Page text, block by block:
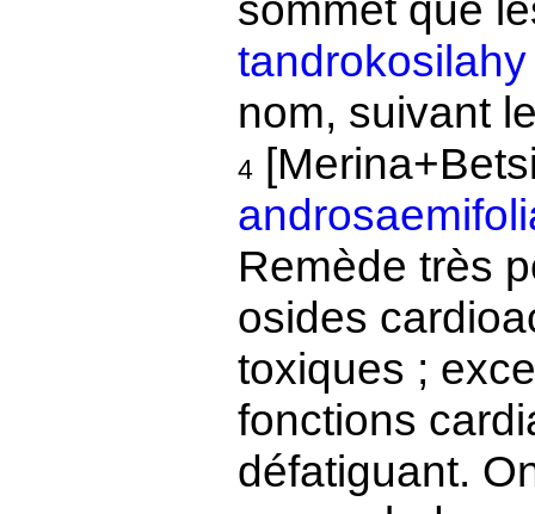
tandrokosilahy
nom, suivant
4
Remède très
osides
toxiques ;
fonctions
défatiguant.